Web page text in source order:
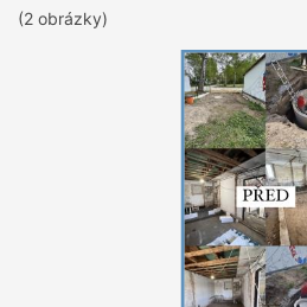
(2 obrázky)